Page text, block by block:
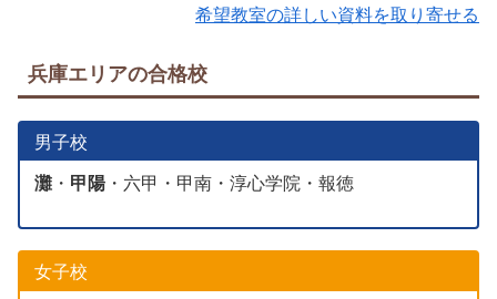
希望教室の詳しい資料を取り寄せる
兵庫エリアの合格校
男子校
灘・ 甲陽・六甲・甲南・淳心学院・報徳
女子校